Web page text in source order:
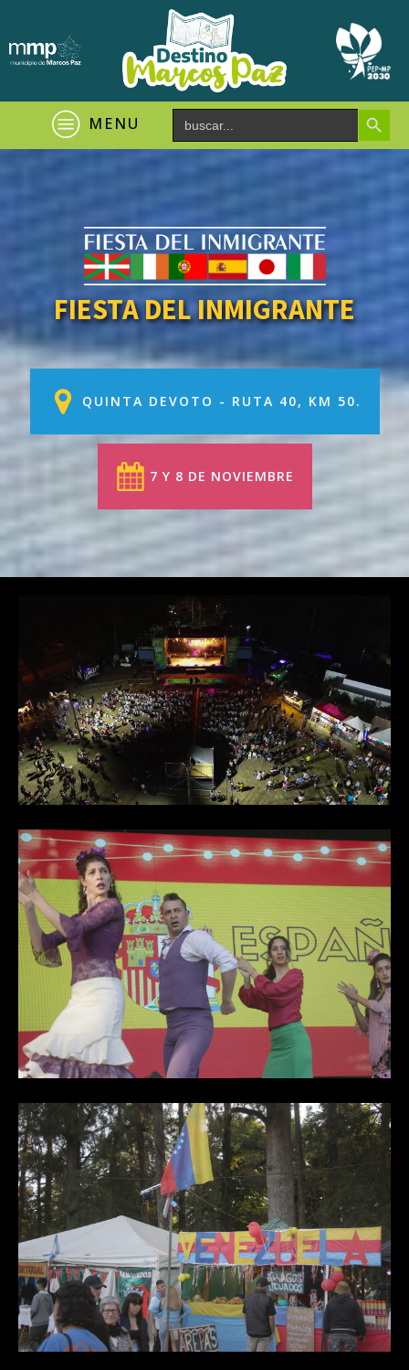
MENU Search
for:
Search Button
FIESTA DEL INMIGRANTE
QUINTA DEVOTO - RUTA 40, KM 50.
7 Y 8 DE NOVIEMBRE